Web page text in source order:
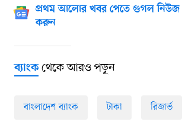
প্রথম আলোর খবর পেতে গুগল নিউজ
করুন
ব্যাংকথেকে আরও পড়ুন
বাংলাদেশ ব্যাংক টাকা রিজার্ভ